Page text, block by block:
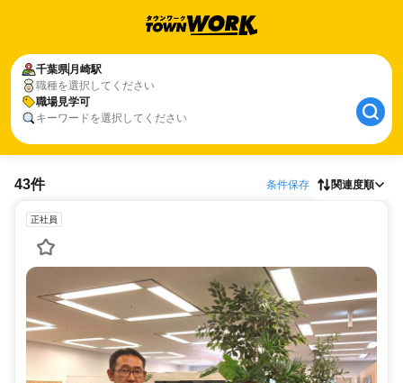
千葉県月崎駅
職種を選択してください
職場見学可
キーワードを選択してください
43件 条件保存 関連度順
正社員